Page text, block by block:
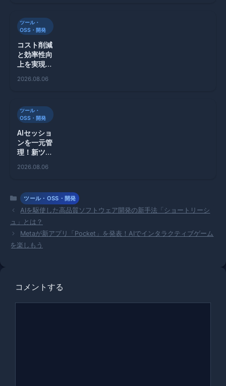
実現
ツール・
OSS・開発
コスト削減
と効率性向
上を実現す
ェントの新
2026.08.06
ツール・
OSS・開発
AIセッショ
ンを一元管
理！新ツー
「Wallfac
2026.08.06
カ
テ
ゴ
リ
ー
ツール・OSS・開発
AIを駆使した高品質ソフトウェア開発の新手法「ショートリーシ
ュ」とは？
Metaが新アプリ「Pocket」を発表！AIでインタラクティブゲーム
を楽しもう
コメントする